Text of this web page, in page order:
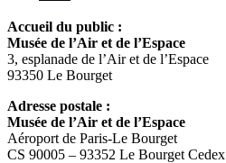
Accueil du public :
Musée de l’Air et de l’Espace
3, esplanade de l’Air et de l’Espace
93350 Le Bourget
Adresse postale :
Musée de l’Air et de l’Espace
Aéroport de Paris-Le Bourget
CS 90005 – 93352 Le Bourget Cedex